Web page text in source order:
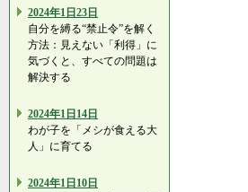
2024年1日23日
自分を縛る“禁止令”を解く
方法：見えない「利得」に
気づくと、すべての問題は
解決する
2024年1日14日
わが子を「メシが食える大
人」に育てる
2024年1日10日